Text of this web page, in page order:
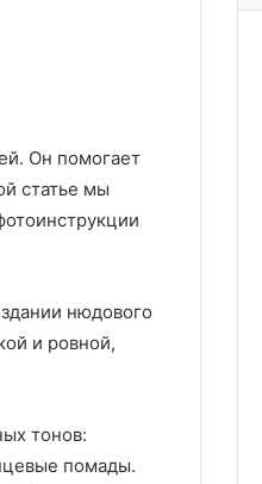
Он помогает
статье мы
нюдового
и ровной,
тонов:
помады.